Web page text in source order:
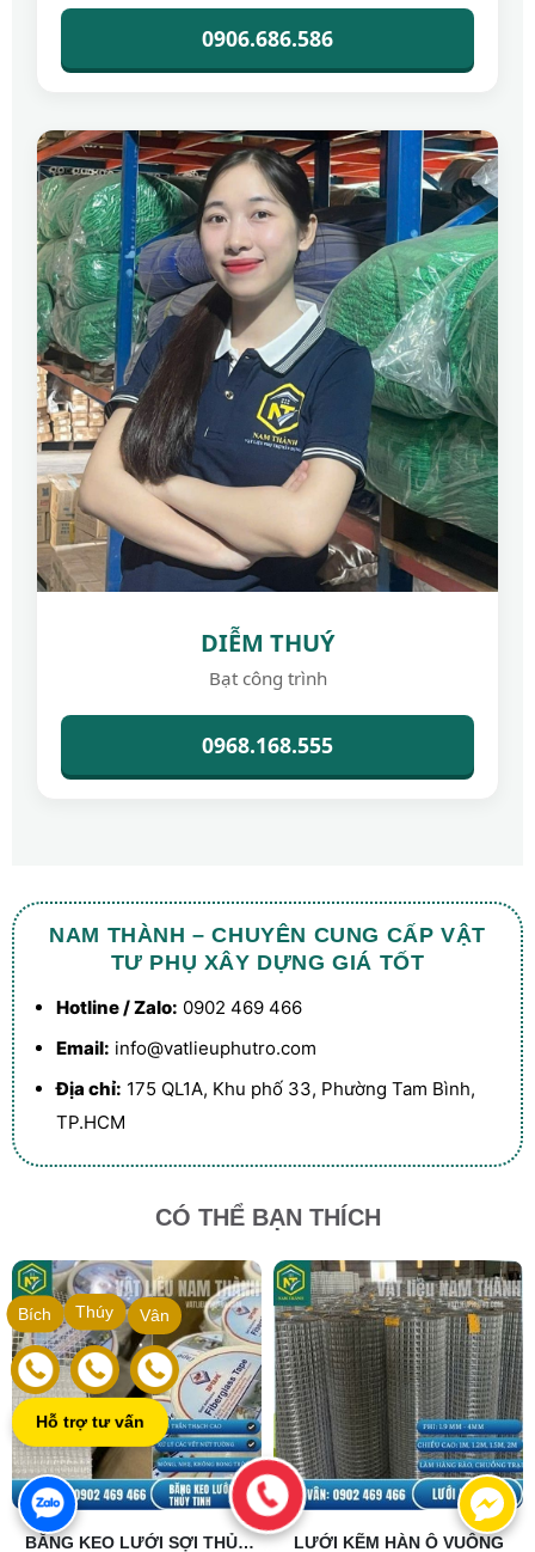
0906.686.586
DIỄM THUÝ
Bạt công trình
0968.168.555
NAM THÀNH – CHUYÊN CUNG CẤP VẬT
TƯ PHỤ XÂY DỰNG GIÁ TỐT
Hotline / Zalo: 0902 469 466
Email: info@vatlieuphutro.com
Địa chỉ: 175 QL1A, Khu phố 33, Phường Tam Bình,
TP.HCM
CÓ THỂ BẠN THÍCH
BĂNG KEO LƯỚI SỢI THỦY LƯỚI KẼM HÀN Ô VUÔNG
Vân
Thúy
Bích
Hỗ trợ tư vấn